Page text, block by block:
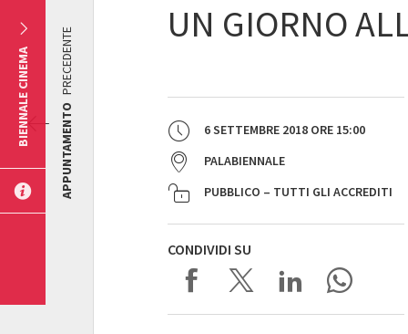
UN GIORNO
6 SETTEMBRE 2018 ORE 15:00
PALABIENNALE
PUBBLICO – TUTTI GLI ACCREDITI
CONDIVIDI SU
APPUNTAMENTO
PRECEDENTE
BIENNALE CINEMA